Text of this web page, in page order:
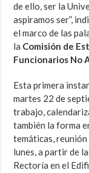
de ello, ser la
aspiramos ser”,
el marco de las
la Comisión de
Funcionarios No
Esta primera
martes 22 de
trabajo,
también la forma
temáticas,
lunes, a partir de
Rectoría en el